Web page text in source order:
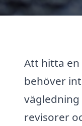
Att hitta en
behöver
revisorer